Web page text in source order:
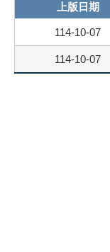
上版日期
114-10-07
114-10-07